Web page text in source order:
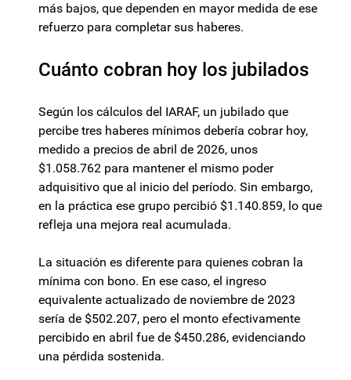
más bajos, que dependen en mayor medida de ese
refuerzo para completar sus haberes.
Cuánto cobran hoy los jubilados
Según los cálculos del IARAF, un jubilado que
percibe tres haberes mínimos debería cobrar hoy,
medido a precios de abril de 2026, unos
$1.058.762 para mantener el mismo poder
adquisitivo que al inicio del período. Sin embargo,
en la práctica ese grupo percibió $1.140.859, lo que
refleja una mejora real acumulada.
La situación es diferente para quienes cobran la
mínima con bono. En ese caso, el ingreso
equivalente actualizado de noviembre de 2023
sería de $502.207, pero el monto efectivamente
percibido en abril fue de $450.286, evidenciando
una pérdida sostenida.